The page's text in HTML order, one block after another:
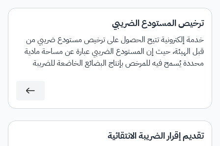
ترخيص المستودع الضريبي
خدمة إلكترونية تتيح الحصول على ترخيص مستودع ضريبي من
قبل الهيئة، حيث إن المستودع الضريبي عبارة عن مساحة مادية
محددة يُسمح فيه للمرخص بإنتاج البضائع الخاضعة للضريبة
تقديم إقرار الضريبة الانتقائية